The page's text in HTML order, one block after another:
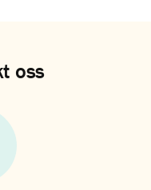
oss